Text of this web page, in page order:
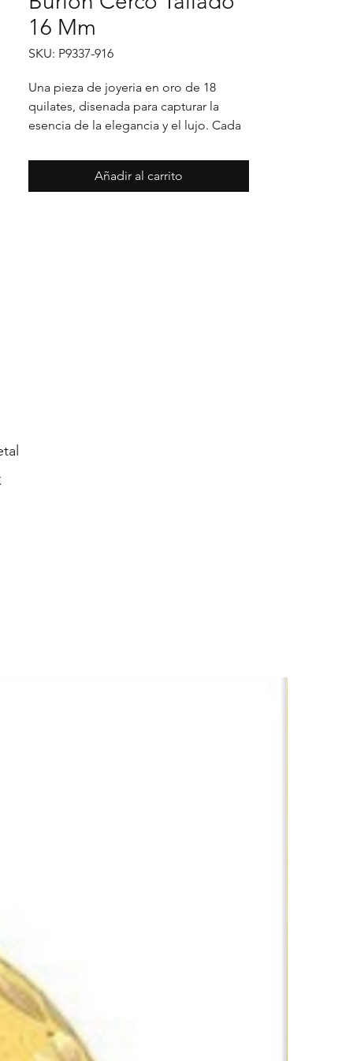
16 Mm
SKU: P9337-916
Una pieza de joyeria en oro de 18
quilates, disenada para capturar la
esencia de la elegancia y el lujo. Cada
unico, pensado para realzar cualquier
ocasion con distincion.
Añadir al carrito